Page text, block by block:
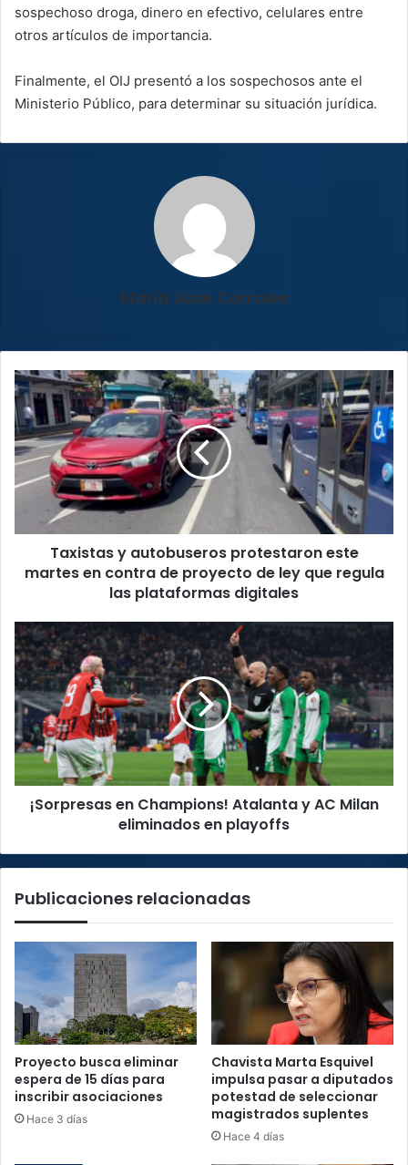
sospechoso droga, dinero en efectivo, celulares entre
otros artículos de importancia.
Finalmente, el OIJ presentó a los sospechosos ante el
Ministerio Público, para determinar su situación jurídica.
Maria Jose Corrales
Taxistas
y
autobuseros
protestaron
este
martes
en
contra
de
proyecto
de
regula
las
plataformas
digitales
Taxistas y autobuseros protestaron este
martes en contra de proyecto de ley que regula
las plataformas digitales
¡Sorpresas
en
Champions!
Atalanta
y
AC
Milan
eliminados
en
playoffs
¡Sorpresas en Champions! Atalanta y AC Milan
eliminados en playoffs
Publicaciones relacionadas
Proyecto busca eliminar
espera de 15 días para
inscribir asociaciones
Hace 3 días
Chavista Marta Esquivel
impulsa pasar a diputados
potestad de seleccionar
magistrados suplentes
Hace 4 días